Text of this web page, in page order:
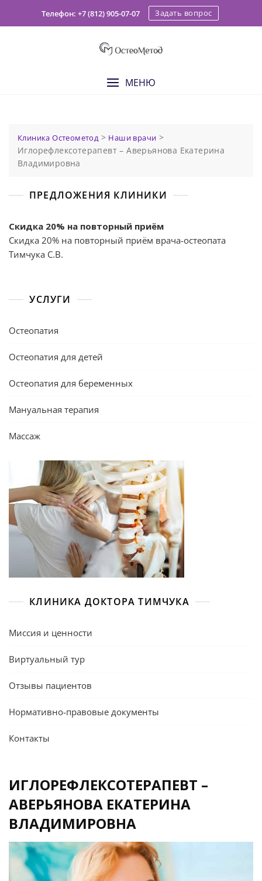
Телефон: +7 (812) 905-07-07 Задать вопрос
МЕНЮ
Клиника Остеометод> Наши врачи >
Иглорефлексотерапевт – Аверьянова Екатерина
Владимировна
ПРЕДЛОЖЕНИЯ КЛИНИКИ
Скидка 20% на повторный приём
Скидка 20% на повторный приём врача-остеопата
Тимчука С.В.
УСЛУГИ
Остеопатия
Остеопатия для детей
Остеопатия для беременных
Мануальная терапия
Массаж
КЛИНИКА ДОКТОРА ТИМЧУКА
Миссия и ценности
Виртуальный тур
Отзывы пациентов
Нормативно-правовые документы
Контакты
ИГЛОРЕФЛЕКСОТЕРАПЕВТ –
АВЕРЬЯНОВА ЕКАТЕРИНА
ВЛАДИМИРОВНА